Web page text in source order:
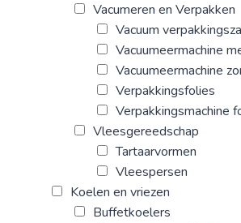
Vacumeren en Verpakken
Vacuum
Vacuumeermachine
Vacuumeermachine
Verpakkingsfolies
Verpakkingsmachine
Vleesgereedschap
Tartaarvormen
Vleespersen
Koelen en vriezen
Buffetkoelers